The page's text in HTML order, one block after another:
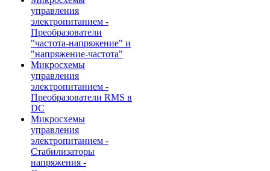
управления
электропитанием -
Преобразователи
"частота-напряжение" и
"напряжение-частота"
Микросхемы
управления
электропитанием -
Преобразователи RMS в
DC
Микросхемы
управления
электропитанием -
Стабилизаторы
напряжения -